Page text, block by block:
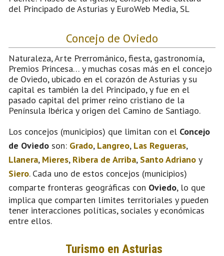
del Principado de Asturias y EuroWeb Media, SL
Concejo de Oviedo
Naturaleza, Arte Prerrománico, fiesta, gastronomía,
Premios Princesa… y muchas cosas más en el concejo
de Oviedo, ubicado en el corazón de Asturias y su
capital es también la del Principado, y fue en el
pasado capital del primer reino cristiano de la
Península Ibérica y origen del Camino de Santiago.
Los concejos (municipios) que limitan con el Concejo
de Oviedo son: Grado, Langreo, Las Regueras,
Llanera, Mieres, Ribera de Arriba, Santo Adriano y
Siero. Cada uno de estos concejos (municipios)
comparte fronteras geográficas con Oviedo, lo que
implica que comparten límites territoriales y pueden
tener interacciones políticas, sociales y económicas
entre ellos.